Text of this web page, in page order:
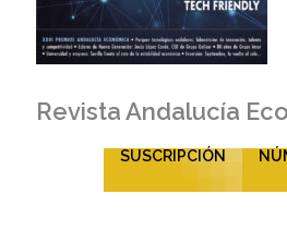
Revista Andalucía
SUSCRIPCIÓN